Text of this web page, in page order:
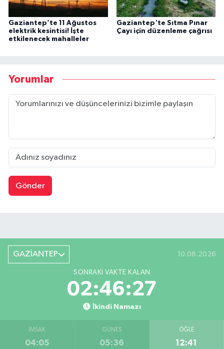
Gaziantep’te 11 Ağustos
elektrik kesintisi! İşte
etkilenecek mahalleler
Gaziantep'te Sıtma Pınar
Çayı için düzenleme çağrısı
Yorumlar
Gönder
GAZİANTEP 10.08.2026
SONRAKI VAKTE KALAN
02:46:26
İkindi Namazı
İMSAK
04:05
GÜNEŞ
05:36
ÖĞLE
12:41